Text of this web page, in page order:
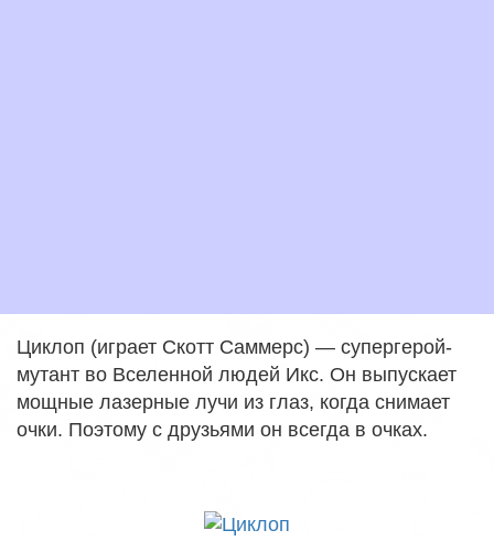
Циклоп (играет Скотт Саммерс) — супергерой-
мутант во Вселенной людей Икс. Он выпускает
мощные лазерные лучи из глаз, когда снимает
очки. Поэтому с друзьями он всегда в очках.